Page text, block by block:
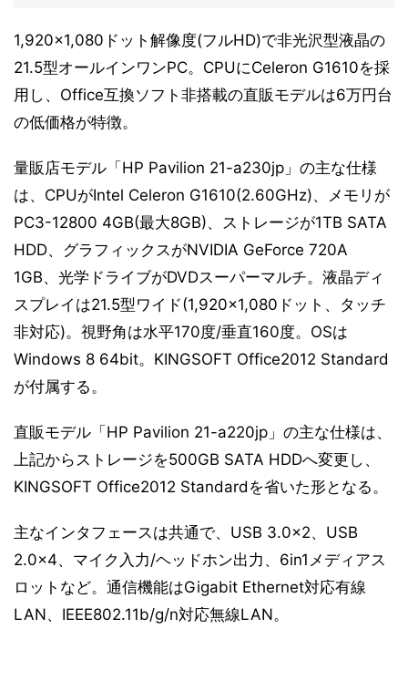
1,920×1,080ドット解像度(フルHD)で非光沢型液晶の
21.5型オールインワンPC。CPUにCeleron G1610を採
用し、Office互換ソフト非搭載の直販モデルは6万円台
の低価格が特徴。
量販店モデル「HP Pavilion 21-a230jp」の主な仕様
は、CPUがIntel Celeron G1610(2.60GHz)、メモリが
PC3-12800 4GB(最大8GB)、ストレージが1TB SATA
HDD、グラフィックスがNVIDIA GeForce 720A
1GB、光学ドライブがDVDスーパーマルチ。液晶ディ
スプレイは21.5型ワイド(1,920×1,080ドット、タッチ
非対応)。視野角は水平170度/垂直160度。OSは
Windows 8 64bit。KINGSOFT Office2012 Standard
が付属する。
直販モデル「HP Pavilion 21-a220jp」の主な仕様は、
上記からストレージを500GB SATA HDDへ変更し、
KINGSOFT Office2012 Standardを省いた形となる。
主なインタフェースは共通で、USB 3.0×2、USB
2.0×4、マイク入力/ヘッドホン出力、6in1メディアス
ロットなど。通信機能はGigabit Ethernet対応有線
LAN、IEEE802.11b/g/n対応無線LAN。